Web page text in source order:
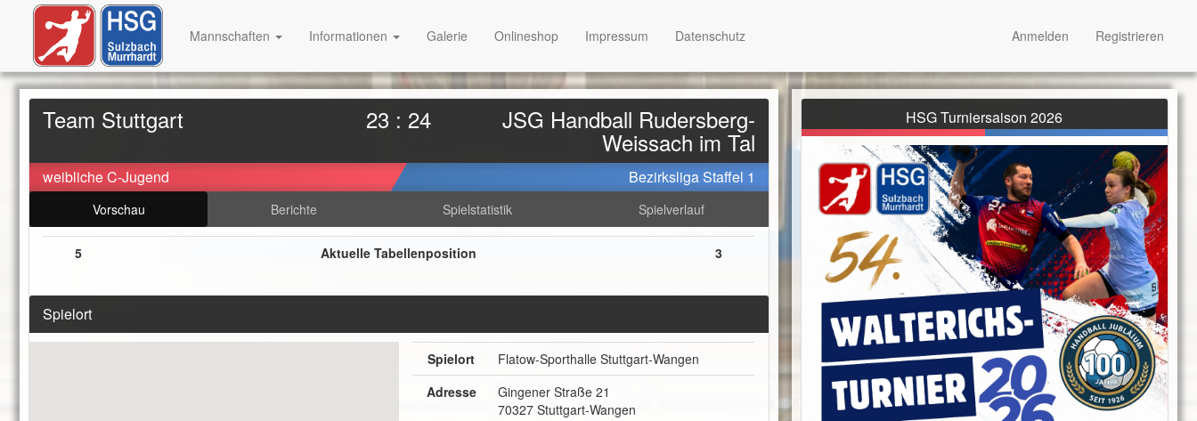
Team Stuttgart 23 : 24 JSG Handball Rudersberg-
Weissach im Tal
weibliche C-Jugend Bezirksliga Staffel 1
Vorschau Berichte Spielstatistik Spielverlauf
5 Aktuelle Tabellenposition 3
Spielort
Spielort
Flatow-Sporthalle Stuttgart-Wangen
Adresse
Gingener Straße 21
70327 Stuttgart-Wangen
HSG Turniersaison 2026
Mannschaften Informationen Galerie Onlineshop Impressum Datenschutz Anmelden Registrieren